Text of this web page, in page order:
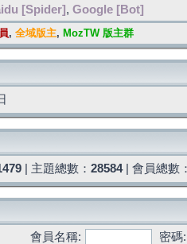
[Spider] , Google [Bot]
, 全域版主, MozTW 版主群
| 主題總數： 28584| 會員總數
會員名稱:
密碼: